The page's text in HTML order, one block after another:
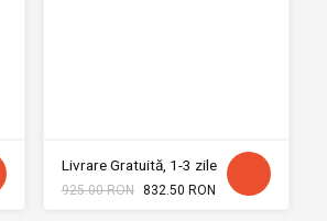
Livrare Gratuită, 1-3 zile
925.00 RON 832.50 RON